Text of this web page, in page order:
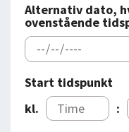
Alternativ dato,
ovenstående
Start tidspunkt
kl.
: